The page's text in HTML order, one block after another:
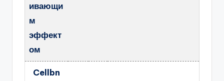
ивающи
м
эффект
ом
Cellbn